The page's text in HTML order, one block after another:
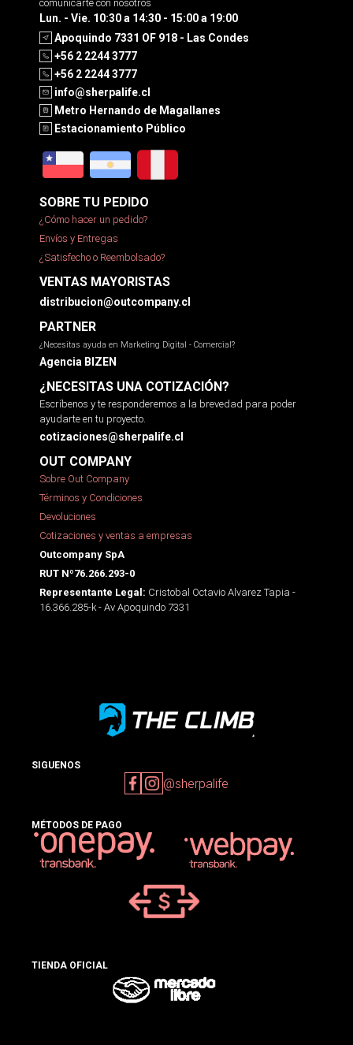
comunicarte con nosotros
Lun. - Vie. 10:30 a 14:30 - 15:00 a 19:00
Apoquindo 7331 OF 918 - Las Condes
+56 2 2244 3777
+56 2 2244 3777
info@sherpalife.cl
Metro Hernando de Magallanes
Estacionamiento Público
SOBRE TU PEDIDO
¿Cómo hacer un pedido?
Envíos y Entregas
¿Satisfecho o Reembolsado?
VENTAS MAYORISTAS
distribucion@outcompany.cl
PARTNER
¿Necesitas ayuda en Marketing Digital - Comercial?
Agencia BIZEN
¿NECESITAS UNA COTIZACIÓN?
Escríbenos y te responderemos a la brevedad para poder
ayudarte en tu proyecto.
cotizaciones@sherpalife.cl
OUT COMPANY
Sobre Out Company
Términos y Condiciones
Devoluciones
Cotizaciones y ventas a empresas
Outcompany SpA
RUT Nº76.266.293-0
Representante Legal: Cristobal Octavio Alvarez Tapia -
16.366.285-k - Av Apoquindo 7331
SIGUENOS
@sherpalife
MÉTODOS DE PAGO
TIENDA OFICIAL